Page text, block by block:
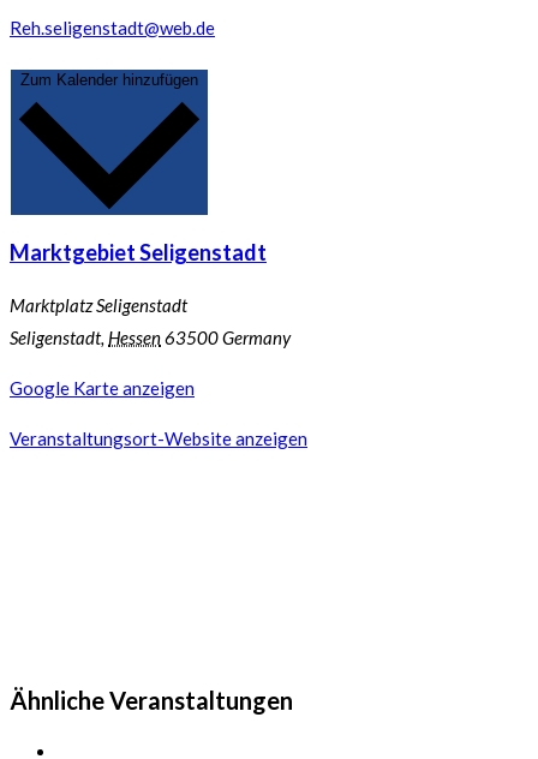
Reh.seligenstadt@web.de
Marktgebiet Seligenstadt
Marktplatz Seligenstadt
Seligenstadt, Hessen63500Germany
Google Karte anzeigen
Veranstaltungsort-Website anzeigen
Ähnliche Veranstaltungen